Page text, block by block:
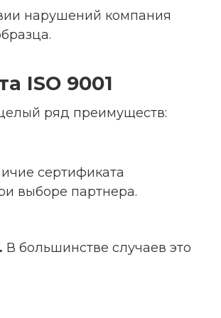
нарушений компания
ISO 9001
ряд преимуществ:
сертификата
выборе партнера.
В большинстве случаев это